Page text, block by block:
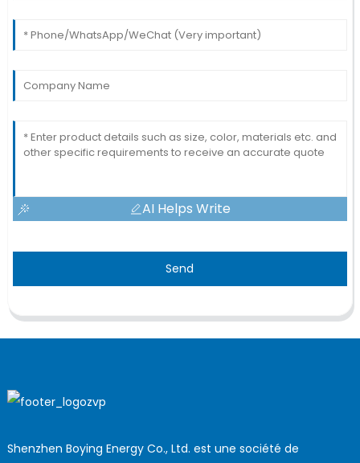
AI Helps Write
Send
Shenzhen Boying Energy Co., Ltd. est une société de